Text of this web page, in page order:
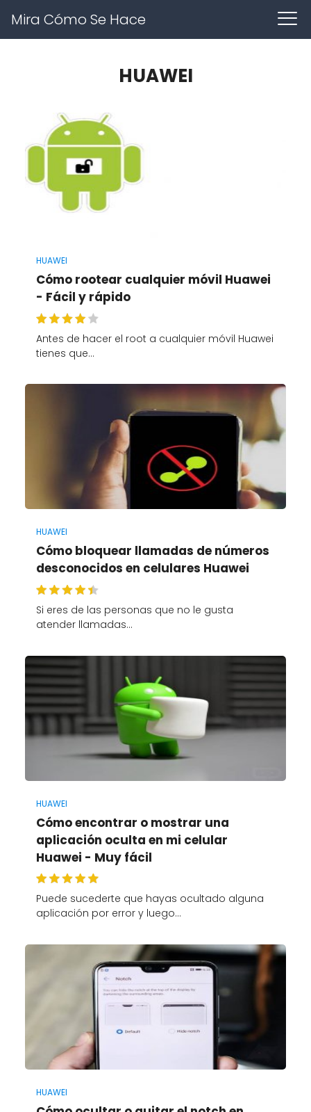
Mira Cómo Se Hace
HUAWEI
HUAWEI
Cómo rootear cualquier móvil Huawei
- Fácil y rápido
Antes de hacer el root a cualquier móvil Huawei
tienes que…
HUAWEI
Cómo bloquear llamadas de números
desconocidos en celulares Huawei
Si eres de las personas que no le gusta
atender llamadas…
HUAWEI
Cómo encontrar o mostrar una
aplicación oculta en mi celular
Huawei - Muy fácil
Puede sucederte que hayas ocultado alguna
aplicación por error y luego…
HUAWEI